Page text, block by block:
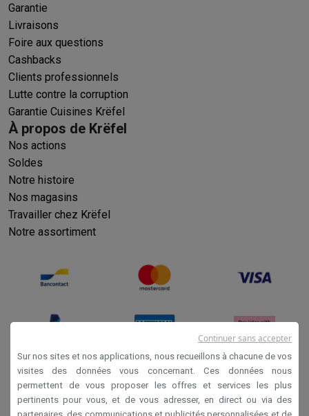
Garantie
Livraisons
Foire aux questions
Cashbacks
Clients professionnels
Lutte contre la corruption
Garantie Cuisines Krëfel
À propos de Krëfel
Nos actions
Soldes
Notre histoire
Nos magasins
Travailler chez Krëfel
Notre assortiment
Conditions générales de vente
Privacy
Sur nos sites et nos applications, nous recueillons à chacune de vos
visites des données vous concernant. Ces données nous
permettent de vous proposer les offres et services les plus
pertinents pour vous, et de vous adresser, en direct ou via des
Continuer sans accepter